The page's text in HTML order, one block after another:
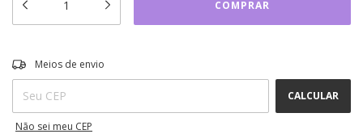
Entregas para o CEP:
Meios de envio
CALCULAR
Não sei meu CEP